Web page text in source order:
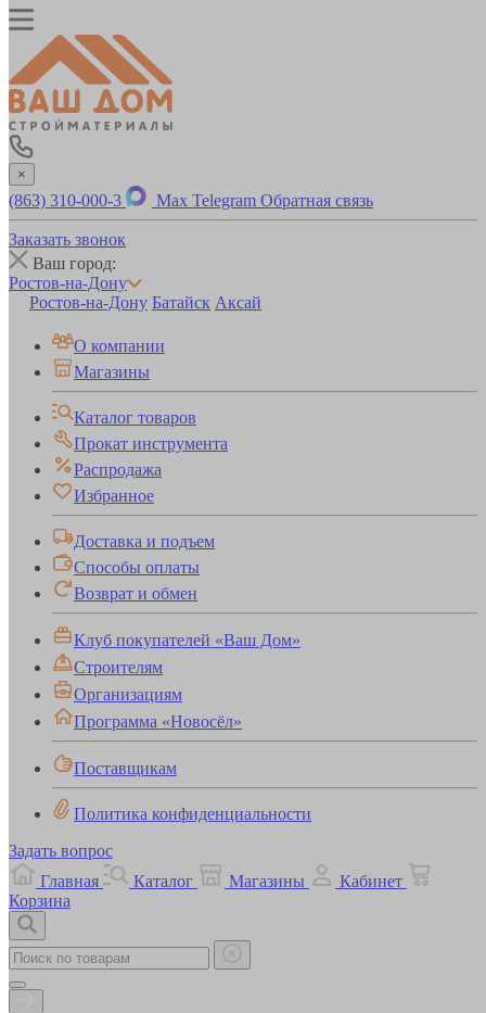
×
(863) 310-000-3 Max Telegram Обратная связь
Заказать звонок
Ваш город:
Ростов-на-Дону
Ростов-на-Дону Батайск Аксай
О компании
Магазины
Каталог товаров
Прокат инструмента
Распродажа
Избранное
Доставка и подъем
Способы оплаты
Возврат и обмен
Клуб покупателей «Ваш Дом»
Строителям
Организациям
Программа «Новосёл»
Поставщикам
Политика конфиденциальности
Задать вопрос
Главная
Каталог Магазины
Кабинет
Корзина